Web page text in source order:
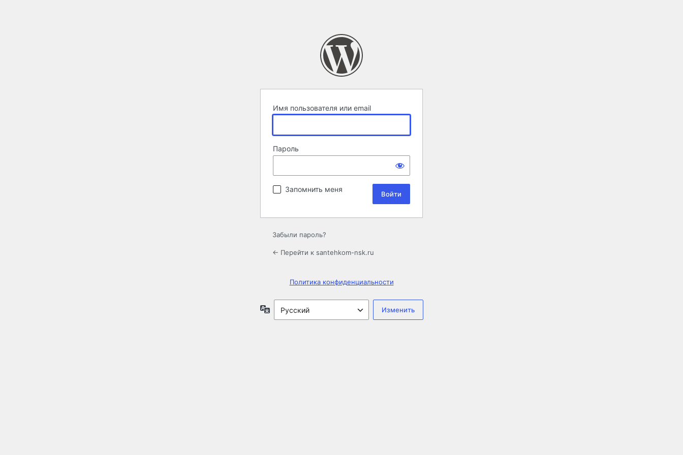
Имя пользователя или email
Пароль
Запомнить меня
Забыли пароль?
← Перейти к santehkom-nsk.ru
Политика конфиденциальности
Язык